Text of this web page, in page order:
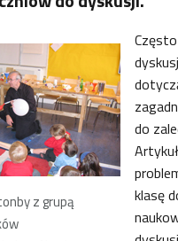
z grupą
do
klasę